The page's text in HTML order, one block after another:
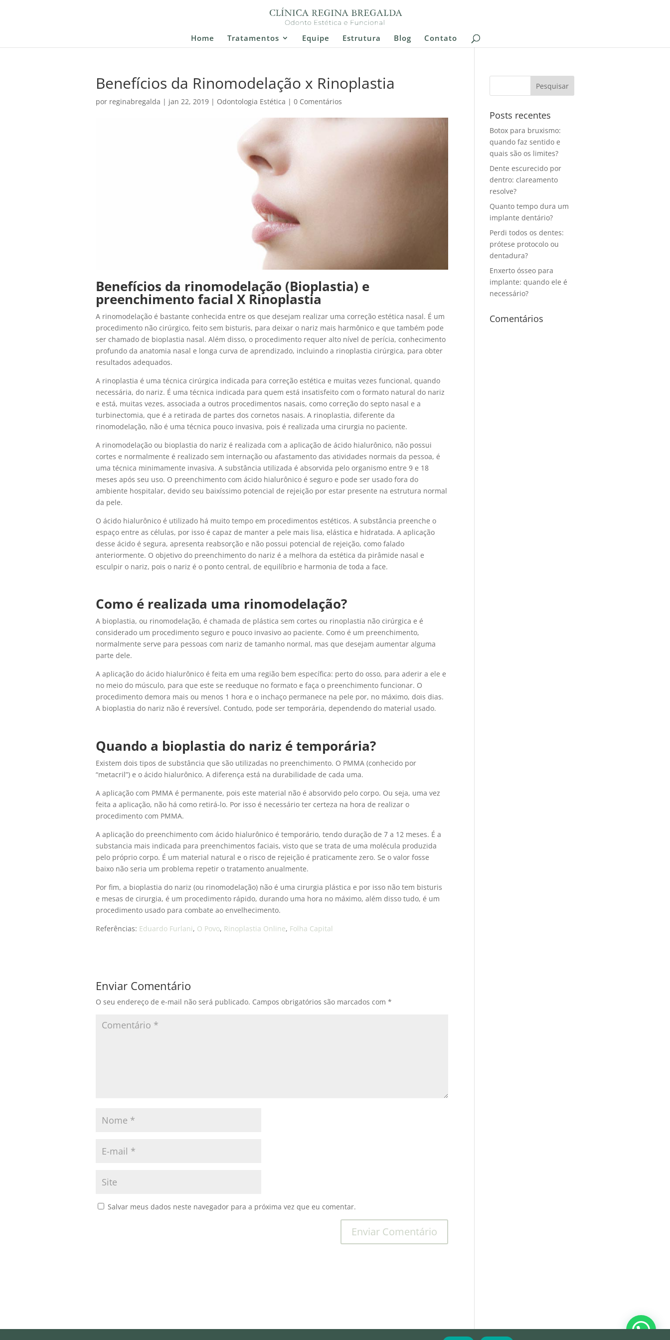
Home Tratamentos Equipe Estrutura Blog Contato
Benefícios da Rinomodelação x Rinoplastia
por reginabregalda | jan 22, 2019 | Odontologia Estética | 0 Comentários
Benefícios da rinomodelação (Bioplastia) e
preenchimento facial X Rinoplastia
A rinomodelação é bastante conhecida entre os que desejam realizar uma correção estética nasal. É um
procedimento não cirúrgico, feito sem bisturis, para deixar o nariz mais harmônico e que também pode
ser chamado de bioplastia nasal. Além disso, o procedimento requer alto nível de perícia, conhecimento
profundo da anatomia nasal e longa curva de aprendizado, incluindo a rinoplastia cirúrgica, para obter
resultados adequados.
A rinoplastia é uma técnica cirúrgica indicada para correção estética e muitas vezes funcional, quando
necessária, do nariz. É uma técnica indicada para quem está insatisfeito com o formato natural do nariz
e está, muitas vezes, associada a outros procedimentos nasais, como correção do septo nasal e a
turbinectomia, que é a retirada de partes dos cornetos nasais. A rinoplastia, diferente da
rinomodelação, não é uma técnica pouco invasiva, pois é realizada uma cirurgia no paciente.
A rinomodelação ou bioplastia do nariz é realizada com a aplicação de ácido hialurônico, não possui
cortes e normalmente é realizado sem internação ou afastamento das atividades normais da pessoa, é
uma técnica minimamente invasiva. A substância utilizada é absorvida pelo organismo entre 9 e 18
meses após seu uso. O preenchimento com ácido hialurônico é seguro e pode ser usado fora do
ambiente hospitalar, devido seu baixíssimo potencial de rejeição por estar presente na estrutura normal
da pele.
O ácido hialurônico é utilizado há muito tempo em procedimentos estéticos. A substância preenche o
espaço entre as células, por isso é capaz de manter a pele mais lisa, elástica e hidratada. A aplicação
desse ácido é segura, apresenta reabsorção e não possui potencial de rejeição, como falado
anteriormente. O objetivo do preenchimento do nariz é a melhora da estética da pirâmide nasal e
esculpir o nariz, pois o nariz é o ponto central, de equilíbrio e harmonia de toda a face.
Como é realizada uma rinomodelação?
A bioplastia, ou rinomodelação, é chamada de plástica sem cortes ou rinoplastia não cirúrgica e é
considerado um procedimento seguro e pouco invasivo ao paciente. Como é um preenchimento,
normalmente serve para pessoas com nariz de tamanho normal, mas que desejam aumentar alguma
parte dele.
A aplicação do ácido hialurônico é feita em uma região bem específica: perto do osso, para aderir a ele e
no meio do músculo, para que este se reeduque no formato e faça o preenchimento funcionar. O
procedimento demora mais ou menos 1 hora e o inchaço permanece na pele por, no máximo, dois dias.
A bioplastia do nariz não é reversível. Contudo, pode ser temporária, dependendo do material usado.
Quando a bioplastia do nariz é temporária?
Existem dois tipos de substância que são utilizadas no preenchimento. O PMMA (conhecido por
“metacril”) e o ácido hialurônico. A diferença está na durabilidade de cada uma.
A aplicação com PMMA é permanente, pois este material não é absorvido pelo corpo. Ou seja, uma vez
feita a aplicação, não há como retirá-lo. Por isso é necessário ter certeza na hora de realizar o
procedimento com PMMA.
A aplicação do preenchimento com ácido hialurônico é temporário, tendo duração de 7 a 12 meses. É a
substancia mais indicada para preenchimentos faciais, visto que se trata de uma molécula produzida
pelo próprio corpo. É um material natural e o risco de rejeição é praticamente zero. Se o valor fosse
baixo não seria um problema repetir o tratamento anualmente.
Por fim, a bioplastia do nariz (ou rinomodelação) não é uma cirurgia plástica e por isso não tem bisturis
e mesas de cirurgia, é um procedimento rápido, durando uma hora no máximo, além disso tudo, é um
procedimento usado para combate ao envelhecimento.
Referências: Eduardo Furlani, O Povo, Rinoplastia Online, Folha Capital
Enviar Comentário
O seu endereço de e-mail não será publicado. Campos obrigatórios são marcados com *
Salvar meus dados neste navegador para a próxima vez que eu comentar.
Posts recentes
Botox para bruxismo:
quando faz sentido e
quais são os limites?
Dente escurecido por
dentro: clareamento
resolve?
Quanto tempo dura um
implante dentário?
Perdi todos os dentes:
prótese protocolo ou
dentadura?
Enxerto ósseo para
implante: quando ele é
necessário?
Comentários